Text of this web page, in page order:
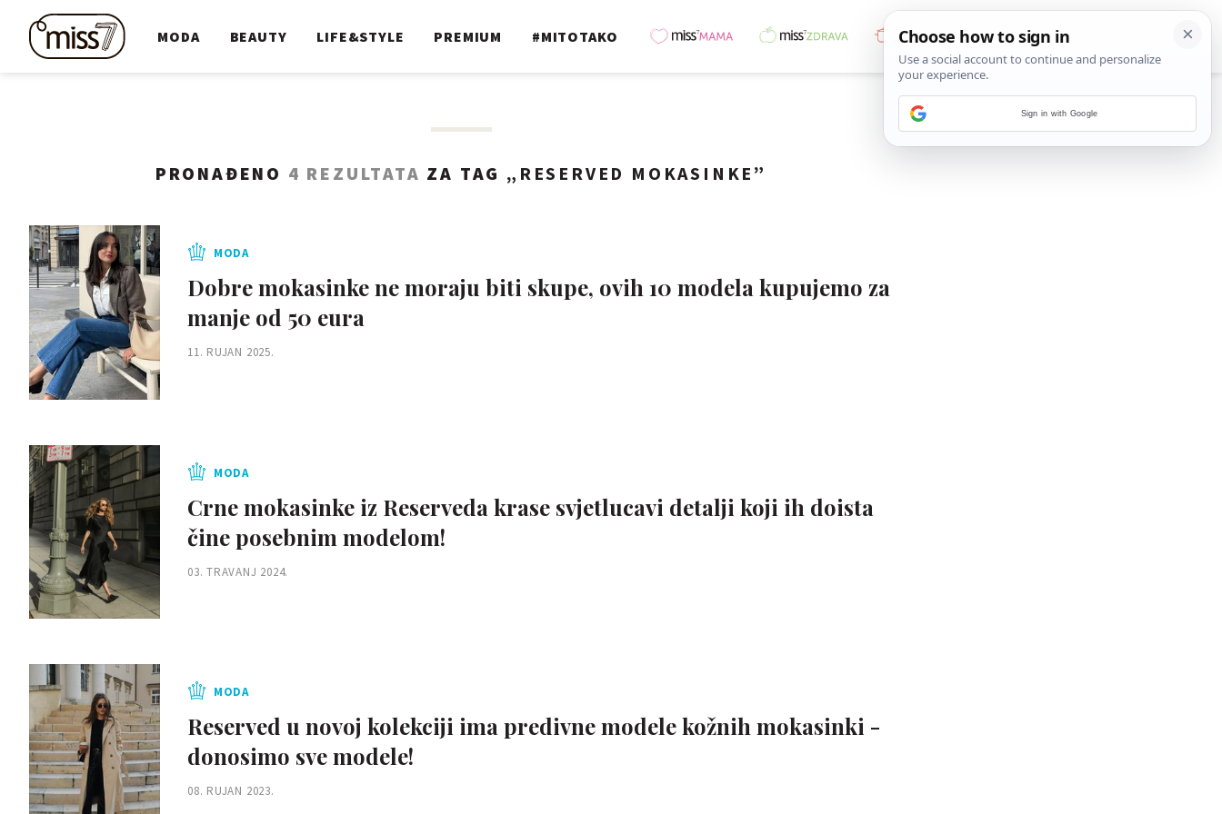
MODA BEAUTY LIFE&STYLE PREMIUM #MITOTAKO
PRONAĐENO 4 REZULTATA ZA TAG „ RESERVED MOKASINKE ”
MODA
Dobre mokasinke ne moraju biti skupe, ovih 10 modela kupujemo za
manje od 50 eura
11. RUJAN 2025.
MODA
Crne mokasinke iz Reserveda krase svjetlucavi detalji koji ih doista
čine posebnim modelom!
03. TRAVANJ 2024.
MODA
Reserved u novoj kolekciji ima predivne modele kožnih mokasinki -
donosimo sve modele!
08. RUJAN 2023.
Sign in with Google